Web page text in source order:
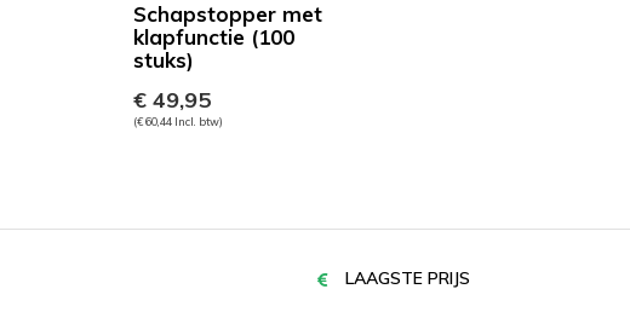
Schapstopper met
klapfunctie (100
stuks)
€ 49,95
(€ 60,44 Incl. btw)
LAAGSTE PRIJS